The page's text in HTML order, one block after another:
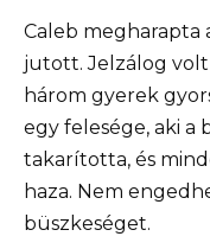
Caleb megharapta
jutott. Jelzálog volt
három gyerek
egy felesége, aki a
takarította, és
haza. Nem
büszkeséget.